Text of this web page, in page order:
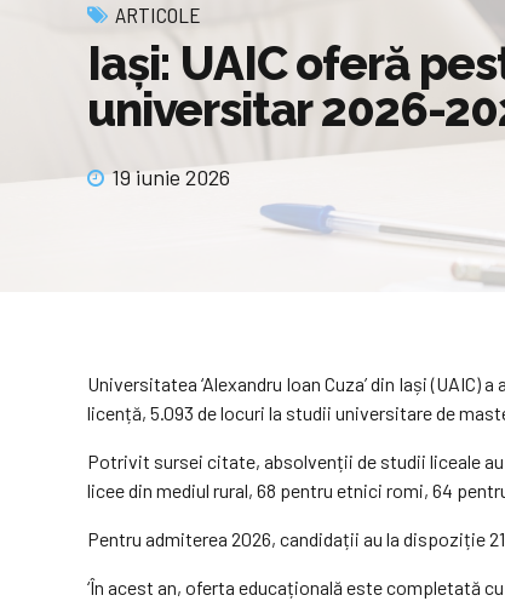
ARTICOLE
Iași: UAIC oferă
universitar 2026-
19 iunie 2026
Universitatea ‘Alexandru Ioan Cuza’ din Iași
licență, 5.093 de locuri la studii universitare de
Potrivit sursei citate, absolvenții de studii liceale
licee din mediul rural, 68 pentru etnici romi, 64
Pentru admiterea 2026, candidații au la dispoziție
‘În acest an, oferta educațională este completată